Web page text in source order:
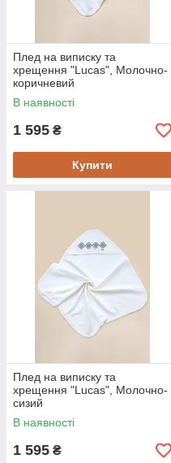
Плед на виписку та
хрещення "Lucas", Молочно-
коричневий
В наявності
1 595 ₴
Купити
Плед на виписку та
хрещення "Lucas", Молочно-
сизий
В наявності
1 595 ₴